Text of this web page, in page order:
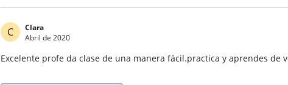
C
Clara
Abril de 2020
Excelente profe da clase de una manera fácil.practica y aprendes de